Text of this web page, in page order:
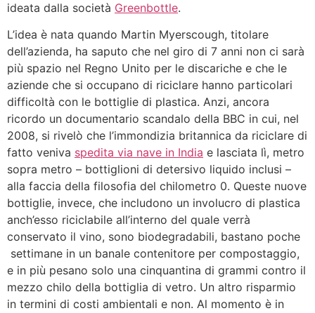
ideata dalla società Greenbottle.
L’idea è nata quando Martin Myerscough, titolare
dell’azienda, ha saputo che nel giro di 7 anni non ci sarà
più spazio nel Regno Unito per le discariche e che le
aziende che si occupano di riciclare hanno particolari
difficoltà con le bottiglie di plastica. Anzi, ancora
ricordo un documentario scandalo della BBC in cui, nel
2008, si rivelò che l’immondizia britannica da riciclare di
fatto veniva spedita via nave in India e lasciata lì, metro
sopra metro – bottiglioni di detersivo liquido inclusi –
alla faccia della filosofia del chilometro 0. Queste nuove
bottiglie, invece, che includono un involucro di plastica
anch’esso riciclabile all’interno del quale verrà
conservato il vino, sono biodegradabili, bastano poche
settimane in un banale contenitore per compostaggio,
e in più pesano solo una cinquantina di grammi contro il
mezzo chilo della bottiglia di vetro. Un altro risparmio
in termini di costi ambientali e non. Al momento è in